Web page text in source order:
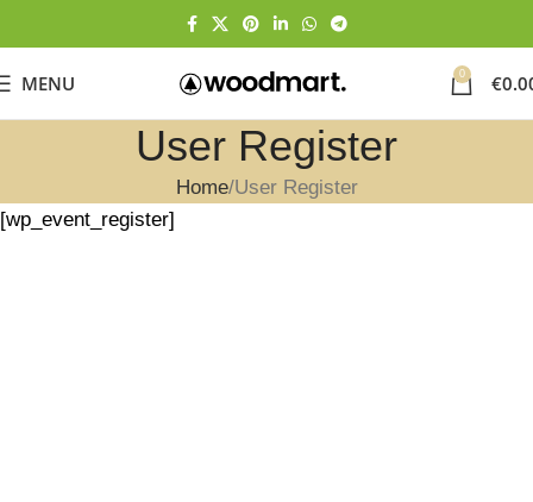
MENU 0 €
User Register
Home User Register
[wp_event_register]